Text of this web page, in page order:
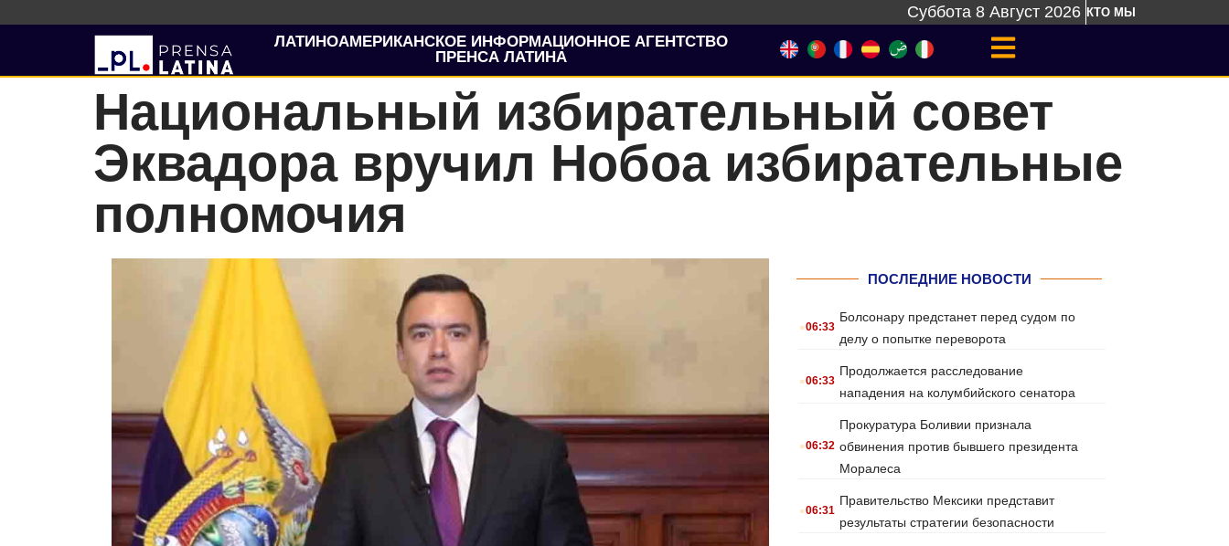
Суббота 8 Август 2026 КТО МЫ
ЛАТИНОАМЕРИКАНСКОЕ ИНФОРМАЦИОННОЕ АГЕНТСТВО
ПРЕНСА ЛАТИНА
Национальный избирательный совет
Эквадора вручил Нобоа избирательные
полномочия
ПОСЛЕДНИЕ НОВОСТИ
.06:33
Болсонару предстанет перед судом по
делу о попытке переворота
.06:33
Продолжается расследование
нападения на колумбийского сенатора
.06:32
Прокуратура Боливии признала
обвинения против бывшего президента
Моралеса
.06:31
Правительство Мексики представит
результаты стратегии безопасности